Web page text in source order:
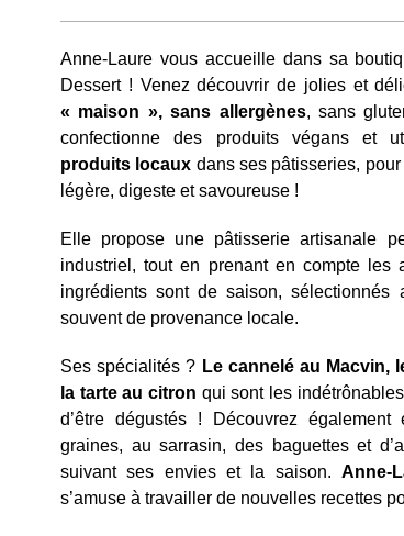
Anne-Laure vous accueille dans sa
Dessert ! Venez découvrir de jolies et
« maison », sans allergènes, sans
confectionne des produits végans et
produits locaux dans ses pâtisseries,
légère, digeste et savoureuse !
Elle propose une pâtisserie artisanale
industriel, tout en prenant en compte les
ingrédients sont de saison, sélectionnés
souvent de provenance locale.
Ses spécialités ? Le cannelé au Macvin,
la tarte au citron qui sont les
d’être dégustés !
Découvrez
graines, au sarrasin, des baguettes et
suivant ses envies et la saison. Anne-
s’amuse à travailler de nouvelles recettes